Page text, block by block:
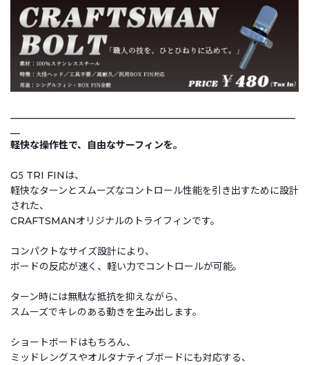
軽快な操作性で、自由なサーフィンを。
G5 TRI FINは、
軽快なターンとスムーズなコントロール性能を引き出すために設計
された、
CRAFTSMANオリジナルのトライフィンです。
コンパクトなサイズ設計により、
ボードの反応が速く、軽い力でコントロールが可能。
ターン時には無駄な抵抗を抑えながら、
スムーズでキレのある動きを生み出します。
ショートボードはもちろん、
ミッドレングスやオルタナティブボードにも対応する、